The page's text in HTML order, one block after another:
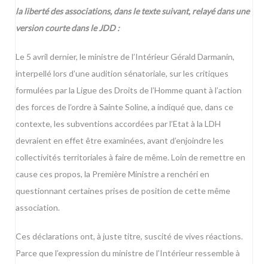
la liberté des associations, dans le texte suivant, relayé dans une
version courte dans le JDD :
Le 5 avril dernier, le ministre de l’Intérieur Gérald Darmanin,
interpellé lors d’une audition sénatoriale, sur les critiques
formulées par la Ligue des Droits de l’Homme quant à l’action
des forces de l’ordre à Sainte Soline, a indiqué que, dans ce
contexte, les subventions accordées par l’Etat à la LDH
devraient en effet être examinées, avant d’enjoindre les
collectivités territoriales à faire de même. Loin de remettre en
cause ces propos, la Première Ministre a renchéri en
questionnant certaines prises de position de cette même
association.
Ces déclarations ont, à juste titre, suscité de vives réactions.
Parce que l’expression du ministre de l’Intérieur ressemble à